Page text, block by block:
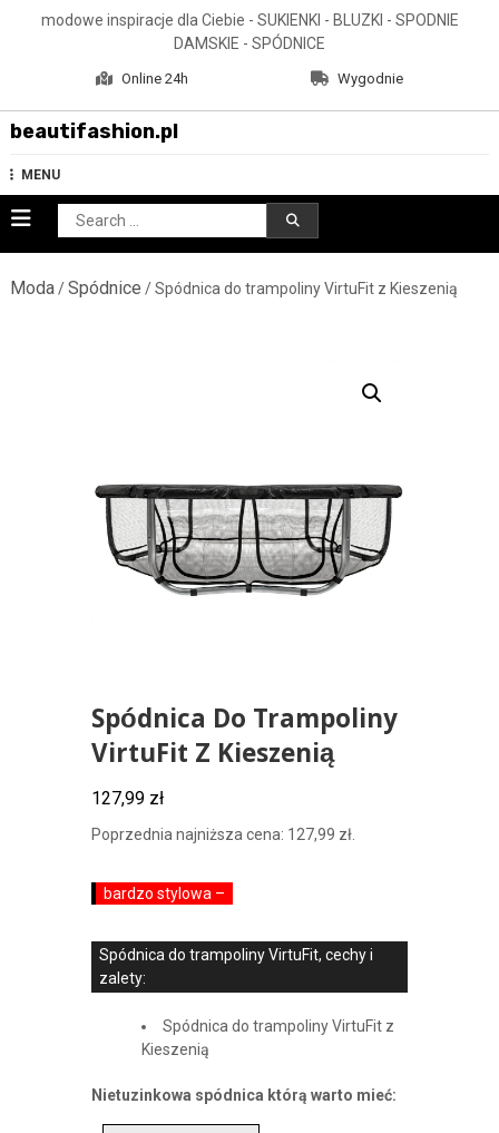
modowe inspiracje dla Ciebie - SUKIENKI - BLUZKI - SPODNIE
DAMSKIE - SPÓDNICE
Online 24h Wygodnie
beautifashion.pl
MENU
Search
for:
Moda/Spódnice / Spódnica do trampoliny VirtuFit z Kieszenią
Spódnica Do Trampoliny
VirtuFit Z Kieszenią
127,99 zł
Poprzednia najniższa cena: 127,99 zł.
bardzo stylowa –
Spódnica do trampoliny VirtuFit, cechy i
zalety:
Spódnica do trampoliny VirtuFit z
Kieszenią
Nietuzinkowa spódnica którą warto mieć: